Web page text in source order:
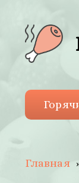
Главная